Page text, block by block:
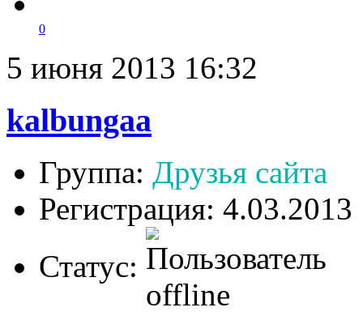
0
5 июня 2013 16:32
kalbungaa
Группа: Друзья сайта
Регистрация: 4.03.2013
Статус: